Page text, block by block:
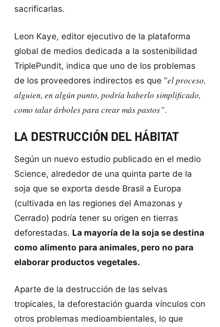
sacrificarlas.
Leon Kaye, editor ejecutivo de la plataforma
global de medios dedicada a la sostenibilidad
TriplePundit, indica que uno de los problemas
de los proveedores indirectos es que “el proceso,
alguien, en algún punto, podría haberlo simplificado,
como talar árboles para crear más pastos”.
LA DESTRUCCIÓN DEL HÁBITAT
Según un nuevo estudio publicado en el medio
Science, alrededor de una quinta parte de la
soja que se exporta desde Brasil a Europa
(cultivada en las regiones del Amazonas y
Cerrado) podría tener su origen en tierras
deforestadas. La mayoría de la soja se destina
como alimento para animales, pero no para
elaborar productos vegetales.
Aparte de la destrucción de las selvas
tropicales, la deforestación guarda vínculos con
otros problemas medioambientales, lo que